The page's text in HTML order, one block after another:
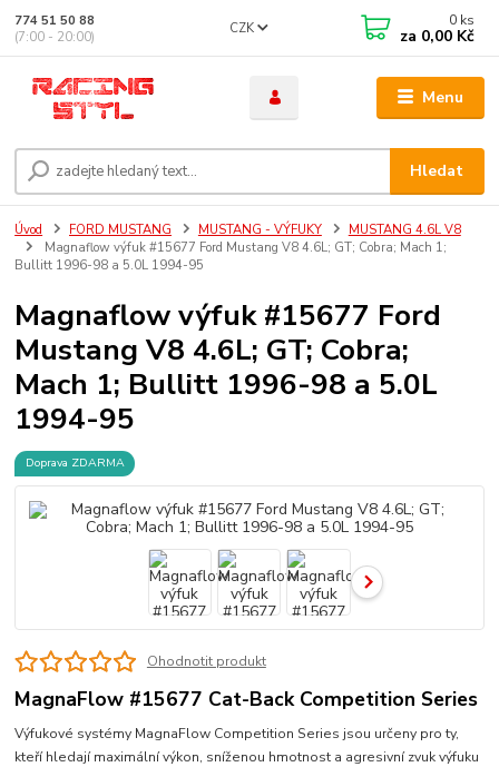
Menu
CZK
Hledat
774 51 50 88
(7:00 - 20:00)
0 ks
za 0,00 Kč
Úvod FORD MUSTANG MUSTANG - VÝFUKY
MUSTANG 4.6L V8
Magnaflow výfuk #15677 Ford Mustang V8 4.6L; GT; Cobra; Mach 1;
Bullitt 1996-98 a 5.0L 1994-95
Magnaflow výfuk #15677 Ford
Mustang V8 4.6L; GT; Cobra;
Mach 1; Bullitt 1996-98 a 5.0L
1994-95
Doprava ZDARMA
Ohodnotit produkt
MagnaFlow #15677 Cat-Back Competition Series
Výfukové systémy MagnaFlow Competition Series jsou určeny pro ty,
kteří hledají maximální výkon, sníženou hmotnost a agresivní zvuk výfuku